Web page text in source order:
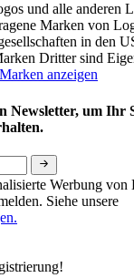
und alle anderen
Marken von
in den
Dritter sind
anzeigen
Newsletter, um Ihr
Werbung von
Siehe unsere